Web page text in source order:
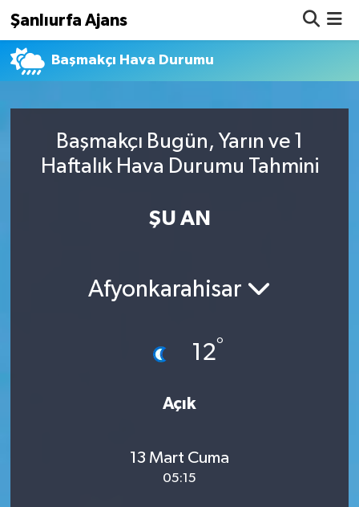
Şanlıurfa Ajans
Başmakçı Hava Durumu
Başmakçı Bugün, Yarın ve 1
Haftalık Hava Durumu Tahmini
ŞU AN
Afyonkarahisar
12°
Açık
13 Mart Cuma
05:15
Nöbetçi Eczaneler
Namaz Vakitleri
Süper Lig Puan Durumu ve Fikstür